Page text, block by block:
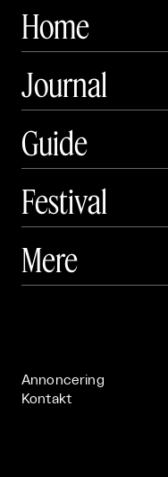
Home
Journal
Guide
Festival
 Art Matter Festival
Mere
Annoncering
Kontakt